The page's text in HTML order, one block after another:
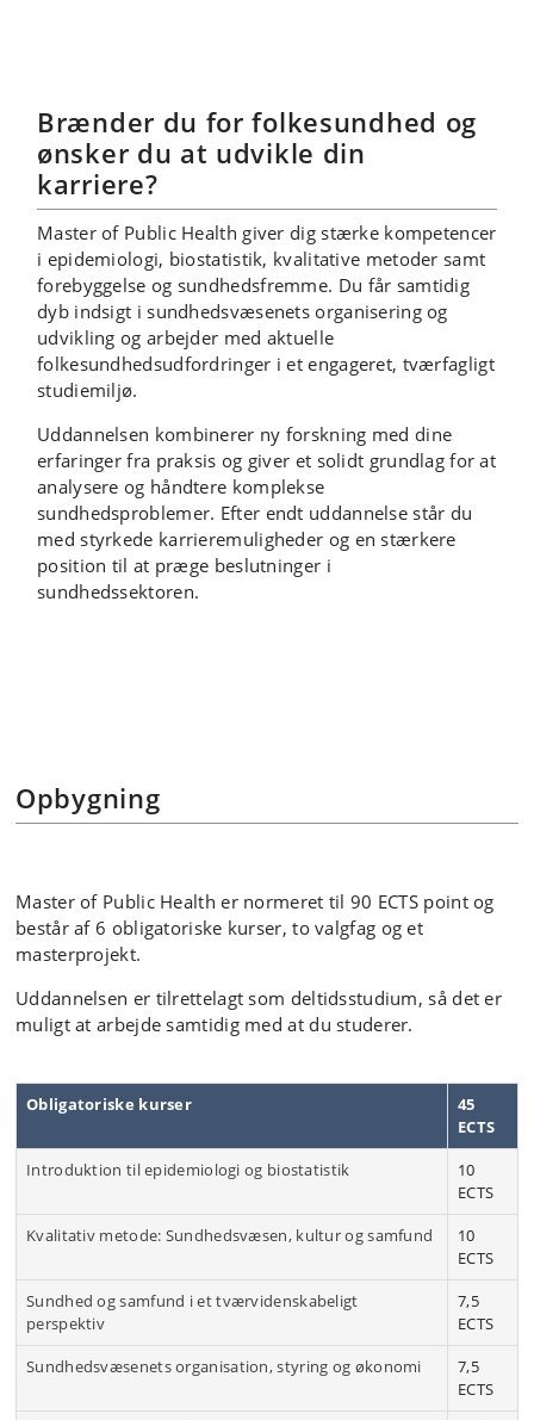
Brænder du for folkesundhed og
ønsker du at udvikle din
karriere?
Master of Public Health giver dig stærke kompetencer
i epidemiologi, biostatistik, kvalitative metoder samt
forebyggelse og sundhedsfremme. Du får samtidig
dyb indsigt i sundhedsvæsenets organisering og
udvikling og arbejder med aktuelle
folkesundhedsudfordringer i et engageret, tværfagligt
studiemiljø.
Uddannelsen kombinerer ny forskning med dine
erfaringer fra praksis og giver et solidt grundlag for at
analysere og håndtere komplekse
sundhedsproblemer. Efter endt uddannelse står du
med styrkede karrieremuligheder og en stærkere
position til at præge beslutninger i
sundhedssektoren.
Opbygning
Master of Public Health er normeret til 90 ECTS point og
består af 6 obligatoriske kurser, to valgfag og et
masterprojekt.
Uddannelsen er tilrettelagt som deltidsstudium, så det er
muligt at arbejde samtidig med at du studerer.
Obligatoriske kurser
45
ECTS
Introduktion til epidemiologi og biostatistik
10
ECTS
Kvalitativ metode: Sundhedsvæsen, kultur og samfund
10
ECTS
Sundhed og samfund i et tværvidenskabeligt
perspektiv
7,5
ECTS
Sundhedsvæsenets organisation, styring og økonomi
7,5
ECTS